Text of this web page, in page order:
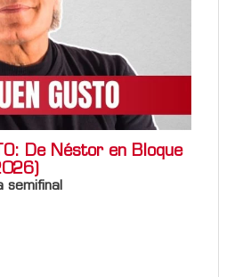
De Néstor en Bloque
semifinal